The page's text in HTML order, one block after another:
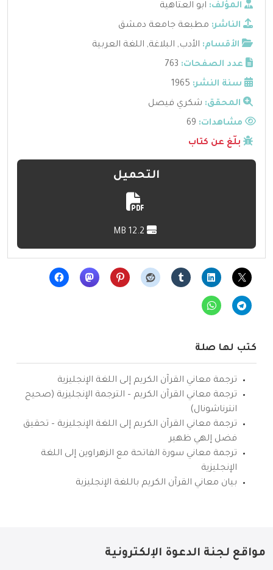
المؤلف: ابو العتاهية
الناشر: مطبعة جامعة دمشق
الأقسام: الأدب, البلاغة, اللغة العربية
عدد الصفحات: 763
سنة النشر: 1965
المحقق: شكري فيصل
مشاهدات:
بلّغ عن كتاب
التحميل
كتب لها صلة
ترجمة معاني القرآن الكريم إلى اللغة الإنجليزية
ترجمة معاني القرآن الكريم – الترجمة الإنجليزية (صحيح
انترناشونال)
ترجمة معاني القرآن الكريم إلى اللغة الإنجليزية – تحقيق
فضل إلهي ظهير
ترجمة معاني سورة الفاتحة مع الزهراوين إلى اللغة
الإنجليزية
بيان معاني القرآن الكريم باللغة الإنجليزية
مواقع لجنة الدعوة الإلكترونية